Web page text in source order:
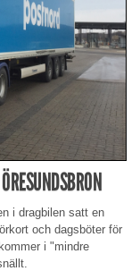
i dragbilen satt en
och dagsböter för
i "mindre